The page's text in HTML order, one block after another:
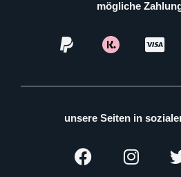
mögliche
unsere Seiten in